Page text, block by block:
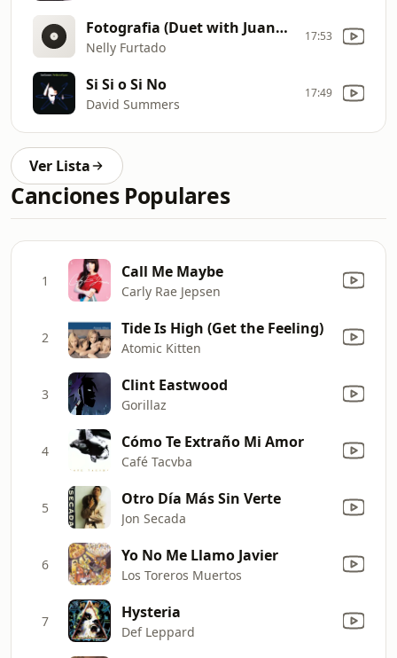
Fotografia (Duet with Juanes)
Nelly Furtado
17:53
Si Si o Si No
David Summers
17:49
Ver Lista
Canciones Populares
1 Call Me Maybe
Carly Rae Jepsen
2 Tide Is High (Get the Feeling)
Atomic Kitten
3 Clint Eastwood
Gorillaz
4 Cómo Te Extraño Mi Amor
Café Tacvba
5 Otro Día Más Sin Verte
Jon Secada
6 Yo No Me Llamo Javier
Los Toreros Muertos
7 Hysteria
Def Leppard